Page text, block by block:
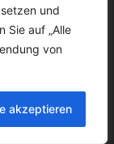
und
Sie auf „Alle
von
akzeptieren
Essen –
in Köln